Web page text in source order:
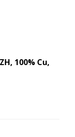
100% Cu,